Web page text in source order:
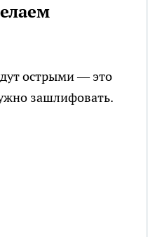
острыми — это
зашлифовать.